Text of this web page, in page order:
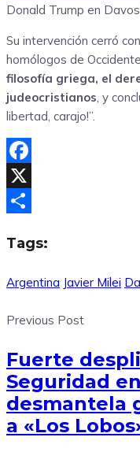
Donald Trump en
Su intervención cerró
homólogos de
filosofía griega, el
judeocristianos, y
libertad, carajo!”.
Facebook
X
Tags:
Argentina Javier Milei
Previous Post
Fuerte
Seguridad
desmantela
a «Los